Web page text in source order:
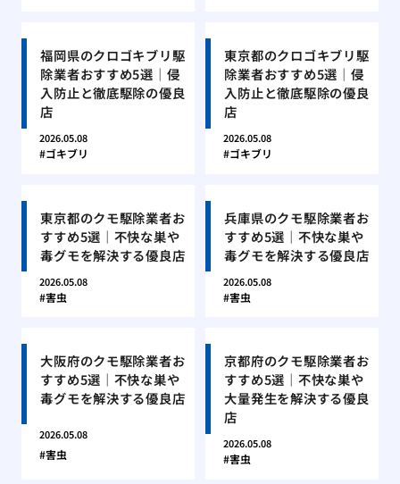
福岡県のクロゴキブリ駆
除業者おすすめ5選｜侵
入防止と徹底駆除の優良
店
2026.05.08
ゴキブリ
東京都のクロゴキブリ駆
除業者おすすめ5選｜侵
入防止と徹底駆除の優良
店
2026.05.08
ゴキブリ
東京都のクモ駆除業者お
すすめ5選｜不快な巣や
毒グモを解決する優良店
2026.05.08
害虫
兵庫県のクモ駆除業者お
すすめ5選｜不快な巣や
毒グモを解決する優良店
2026.05.08
害虫
大阪府のクモ駆除業者お
すすめ5選｜不快な巣や
毒グモを解決する優良店
2026.05.08
害虫
京都府のクモ駆除業者お
すすめ5選｜不快な巣や
大量発生を解決する優良
店
2026.05.08
害虫